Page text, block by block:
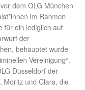
dem OLG München
im Rahmen
für ein lediglich auf
der
behauptet wurde
Vereinigung“.
Düsseldorf der
Moritz und Clara, die